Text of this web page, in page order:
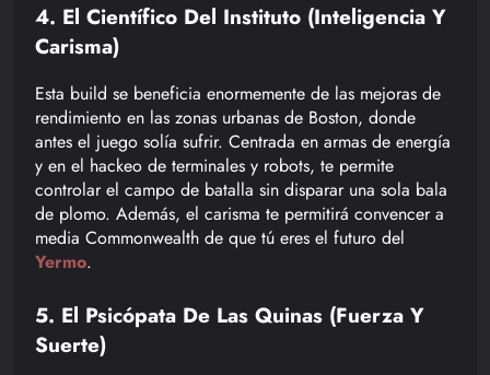
4. El Científico Del Instituto (Inteligencia Y
Carisma)
Esta build se beneficia enormemente de las mejoras de
rendimiento en las zonas urbanas de Boston, donde
antes el juego solía sufrir. Centrada en armas de energía
y en el hackeo de terminales y robots, te permite
controlar el campo de batalla sin disparar una sola bala
de plomo. Además, el carisma te permitirá convencer a
media Commonwealth de que tú eres el futuro del
Yermo.
5. El Psicópata De Las Quinas (Fuerza Y
Suerte)